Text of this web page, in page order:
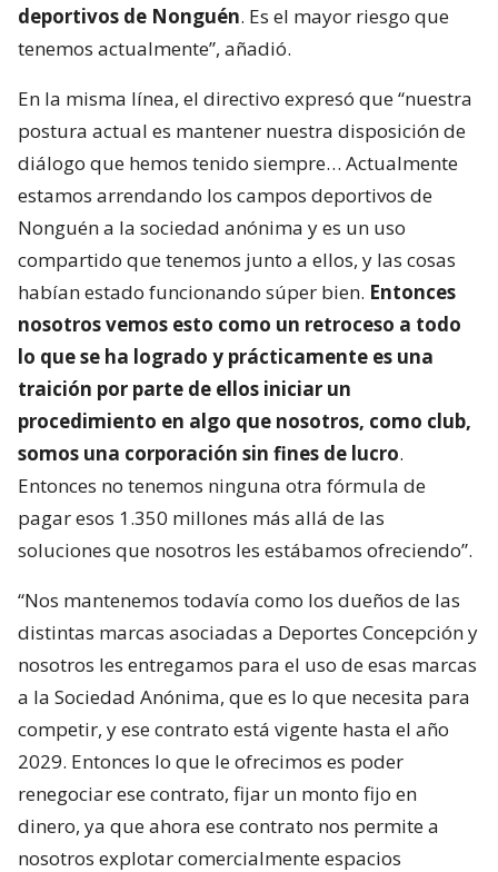
deportivos de Nonguén. Es el mayor riesgo que
tenemos actualmente”, añadió.
En la misma línea, el directivo expresó que “nuestra
postura actual es mantener nuestra disposición de
diálogo que hemos tenido siempre… Actualmente
estamos arrendando los campos deportivos de
Nonguén a la sociedad anónima y es un uso
compartido que tenemos junto a ellos, y las cosas
habían estado funcionando súper bien. Entonces
nosotros vemos esto como un retroceso a todo
lo que se ha logrado y prácticamente es una
traición por parte de ellos iniciar un
procedimiento en algo que nosotros, como club,
somos una corporación sin fines de lucro.
Entonces no tenemos ninguna otra fórmula de
pagar esos 1.350 millones más allá de las
soluciones que nosotros les estábamos ofreciendo”.
“Nos mantenemos todavía como los dueños de las
distintas marcas asociadas a Deportes Concepción y
nosotros les entregamos para el uso de esas marcas
a la Sociedad Anónima, que es lo que necesita para
competir, y ese contrato está vigente hasta el año
2029. Entonces lo que le ofrecimos es poder
renegociar ese contrato, fijar un monto fijo en
dinero, ya que ahora ese contrato nos permite a
nosotros explotar comercialmente espacios